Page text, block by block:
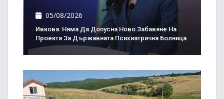
05/08/2026
Ивкова: Няма Да Допусна Ново Забавяне На
Проекта За Държавната Психиатрична Болница